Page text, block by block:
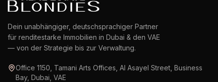
Dein unabhängiger, deutschsprachiger Partner
für renditestarke Immobilien in Dubai & den VAE
— von der Strategie bis zur Verwaltung.
Office 1150, Tamani Arts Offices, Al Asayel Street, Business
Bay, Dubai, VAE